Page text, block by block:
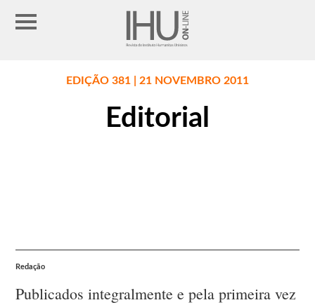
EDIÇÃO 381 | 21 NOVEMBRO 2011
Editorial
Redação
Publicados integralmente e pela primeira vez